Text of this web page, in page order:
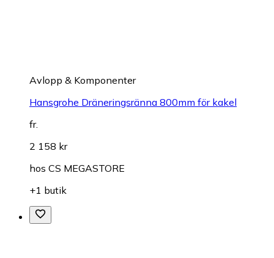
Avlopp & Komponenter
Hansgrohe Dräneringsränna 800mm för kakel
fr.
2 158 kr
hos CS MEGASTORE
+1 butik